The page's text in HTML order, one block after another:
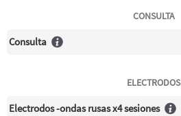
CONSULTA
Consulta
ELECTRODOS
Electrodos -ondas rusas x4 sesiones